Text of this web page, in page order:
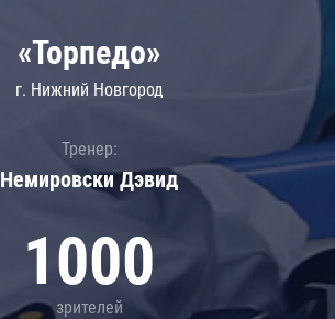
«Торпедо»
г. Нижний Новгород
Тренер:
Немировски Дэвид
1000
зрителей